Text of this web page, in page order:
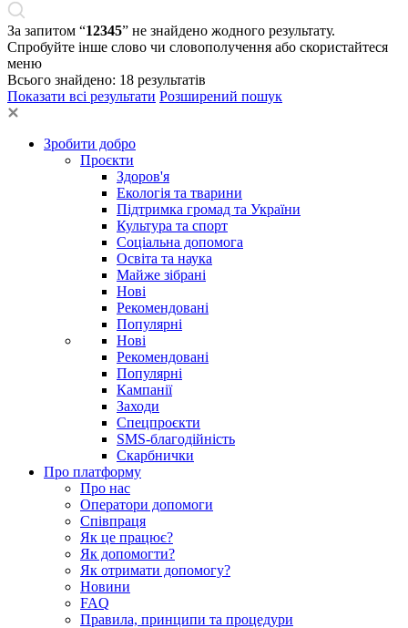
За запитом “12345” не знайдено жодного результату.
Спробуйте інше слово чи словополучення або скористайтеся
меню
Всього знайдено: 18 результатів
Показати всі результати Розширений пошук
Зробити добро
Проєкти
Здоров'я
Екологія та тварини
Підтримка громад та України
Культура та спорт
Соціальна допомога
Освіта та наука
Майже зібрані
Нові
Рекомендовані
Популярні
Нові
Рекомендовані
Популярні
Кампанії
Заходи
Спецпроєкти
SMS-благодійність
Скарбнички
Про платформу
Про нас
Оператори допомоги
Співпраця
Як це працює?
Як допомогти?
Як отримати допомогу?
Новини
FAQ
Правила, принципи та процедури